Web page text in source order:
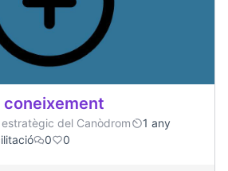
del Canòdrom
1 any
0 0